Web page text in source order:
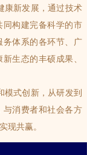
新发展，通过技术
构建完备科学的市
体系的各环节、广
生态的丰硕成果、
式创新，从研发到
消费者和社会各方
现共赢。